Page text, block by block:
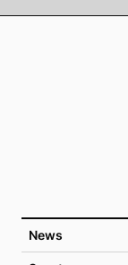
News